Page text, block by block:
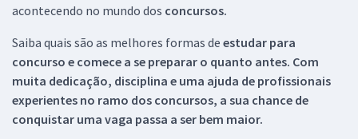
acontecendo no mundo dos concursos.
Saiba quais são as melhores formas de estudar para
concurso e comece a se preparar o quanto antes. Com
muita dedicação, disciplina e uma ajuda de profissionais
experientes no ramo dos concursos, a sua chance de
conquistar uma vaga passa a ser bem maior.